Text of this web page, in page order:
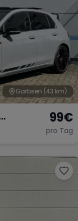
Garbsen (43 km)
99€
pro Tag